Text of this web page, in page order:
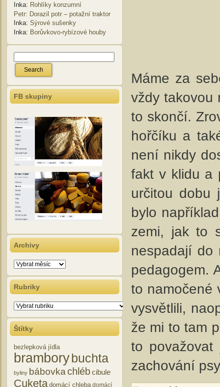
Inka: Rohlíky konzumní
Petr: Dorazil potr – potažní traktor
Inka: Sýrové sušenky
Inka: Borůvkovo-rybízové houby
FB skupiny
Archivy
Archivy
Rubriky
Rubriky
Štítky
bezlepková jídla
brambory buchta
byliny bábovkachlébcibule
Cuketa domácí chleba domácí
Máme za
vždy takovou
to skončí.
hořčíku a
není nikdy
fakt v klidu a
určitou dobu
bylo
zemi, jak to
nespadají do
pedagogem.
to namočené
vysvětlili,
že mi to tam
to
zachování